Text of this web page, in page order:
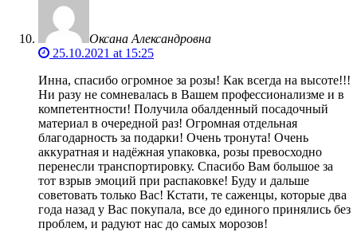
Оксана Александровна
25.10.2021 at 15:25
Инна, спасибо огромное за розы! Как всегда на высоте!!!
Ни разу не сомневалась в Вашем профессионализме и в
компетентности! Получила обалденный посадочный
материал в очередной раз! Огромная отдельная
благодарность за подарки! Очень тронута! Очень
аккуратная и надёжная упаковка, розы превосходно
перенесли транспортировку. Спасибо Вам большое за
тот взрыв эмоций при распаковке! Буду и дальше
советовать только Вас! Кстати, те саженцы, которые два
года назад у Вас покупала, все до единого принялись без
проблем, и радуют нас до самых морозов!